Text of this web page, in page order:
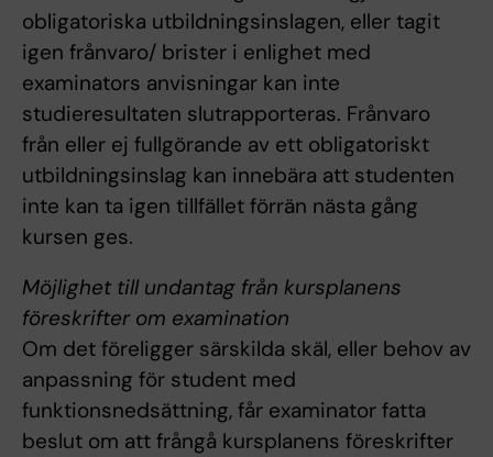
obligatoriska utbildningsinslagen, eller tagit
igen frånvaro/ brister i enlighet med
examinators anvisningar kan inte
studieresultaten slutrapporteras. Frånvaro
från eller ej fullgörande av ett obligatoriskt
utbildningsinslag kan innebära att studenten
inte kan ta igen tillfället förrän nästa gång
kursen ges.
Möjlighet till undantag från kursplanens
föreskrifter om examination
Om det föreligger särskilda skäl, eller behov av
anpassning för student med
funktionsnedsättning, får examinator fatta
beslut om att frångå kursplanens föreskrifter